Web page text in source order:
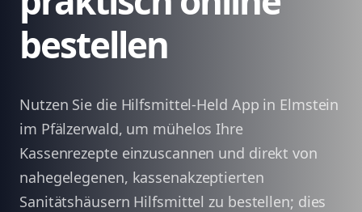
bestellen
Nutzen Sie die Hilfsmittel-Held App in Elmstein
im Pfälzerwald, um mühelos Ihre
Kassenrezepte einzuscannen und direkt von
nahegelegenen, kassenakzeptierten
Sanitätshäusern Hilfsmittel zu bestellen; dies